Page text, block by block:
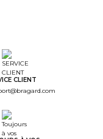
CLIENT